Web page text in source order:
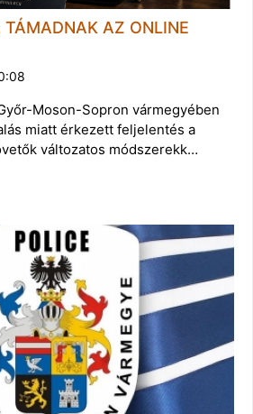
AZ ONLINE
Moson-Sopron vármegyében
miatt érkezett feljelentés a
változatos módszerekk…